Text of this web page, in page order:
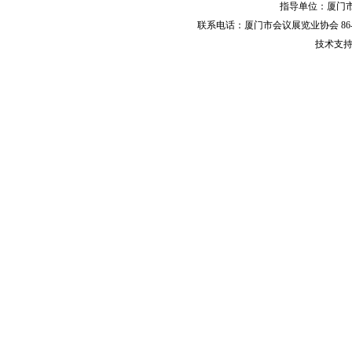
指导单位：厦
联系电话：厦门市会议展览业协会
技术支